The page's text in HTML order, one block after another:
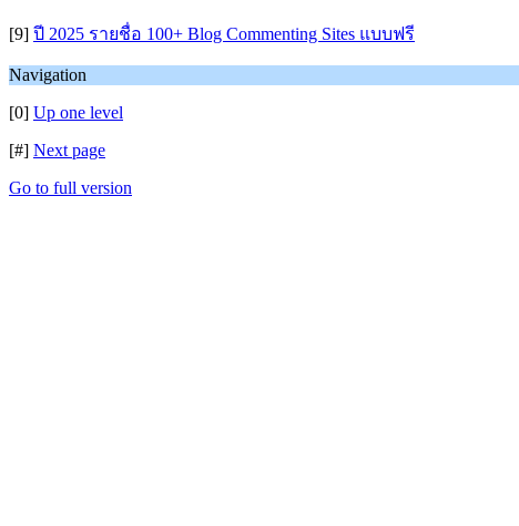
[9] ปี 2025 รายชื่อ 100+ Blog Commenting Sites แบบฟรี
Navigation
[0] Up one level
[#] Next page
Go to full version